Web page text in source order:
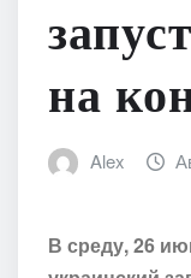
на
Alex
В среду, 26